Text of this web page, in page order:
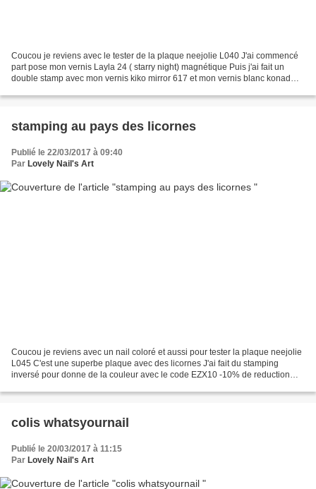
Coucou je reviens avec le tester de la plaque neejolie L040 J'ai commencé
part pose mon vernis Layla 24 ( starry night) magnétique Puis j'ai fait un
double stamp avec mon vernis kiko mirror 617 et mon vernis blanc konad
stamping au pays des licornes
Publié le 22/03/2017 à 09:40
Par Lovely Nail's Art
Coucou je reviens avec un nail coloré et aussi pour tester la plaque neejolie
L045 C'est une superbe plaque avec des licornes J'ai fait du stamping
inversé pour donne de la couleur avec le code EZX10 -10% de reduction
colis whatsyournail
Publié le 20/03/2017 à 11:15
Par Lovely Nail's Art